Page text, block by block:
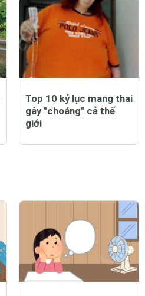
Top 10 kỷ lục mang thai
gây "choáng" cả thế
giới